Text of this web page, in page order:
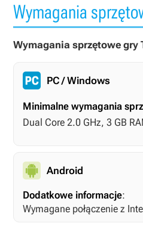
Wymagania
Wymagania sprzętowe gry
PC / Windows
Minimalne wymagania
Dual Core 2.0 GHz, 3 GB
Android
Dodatkowe informacje:
Wymagane połączenie z